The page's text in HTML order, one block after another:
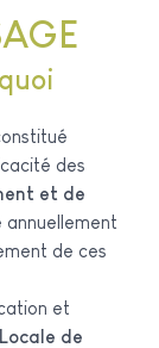
des
et de
annuellement
de ces
et
de